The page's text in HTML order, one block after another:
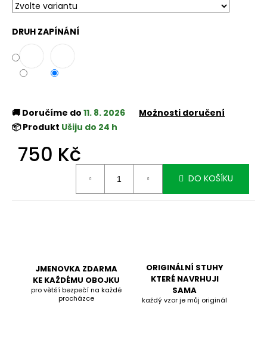
DRUH ZAPÍNÁNÍ
🚚 Doručíme do 11. 8. 2026
Možnosti doručení
📦 Produkt Ušiju do 24 h
750 Kč
DO KOŠÍKU
JMENOVKA ZDARMA
KE KAŽDÉMU OBOJKU
pro větší bezpečí na každé
procházce
ORIGINÁLNÍ STUHY
KTERÉ NAVRHUJI
SAMA
každý vzor je můj originál